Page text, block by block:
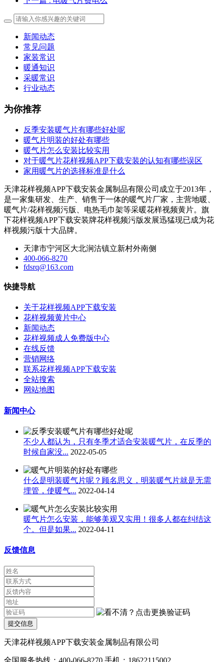
新闻动态
常见问题
家装常识
暖通知识
采暖常识
行业动态
为你推荐
反季安装暖气片有哪些好处呢
暖气片明装的好处有哪些
暖气片怎么安装比较实用
对于暖气片花样视频APP下载安装的认知有哪些误区
家用暖气片的选择标准是什么
天津花样视频APP下载安装金属制品有限公司成立于2013年，
是一家集研发、生产、销售于一体的暖气片厂家，主营地暖、
暖气片/花样视频污版、电热毛巾架等采暖花样视频黄片。旗
下花样视频APP下载安装牌花样视频污版发展迅猛现已成为花
样视频污版十大品牌。
天津市宁河区大北涧沽镇立新村外南侧
400-066-8270
fdsrq@163.com
快捷导航
关于花样视频APP下载安装
花样视频黄片中心
新闻动态
花样视频成人免费版中心
在线反馈
营销网络
联系花样视频APP下载安装
全站搜索
网站地图
新闻中心
不少人都认为，只有冬季才适合安装暖气片​，在反季的
时候自家没... 2022-05-05
什么是明装暖气片呢？顾名思义，明装暖气片就是无需
埋管，使暖气... 2022-04-14
暖气片怎么安装，能够美观又实用！很多人都在纠结这
个。但是如果... 2022-04-11
反馈信息
提交信息
天津花样视频APP下载安装金属制品有限公司